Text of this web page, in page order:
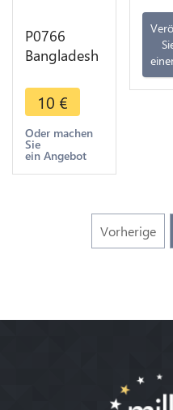
P0766
Bangladesh
1983 UNC -
>Make
offer
10 €
Oder machen
Sie
ein Angebot
Vorherige